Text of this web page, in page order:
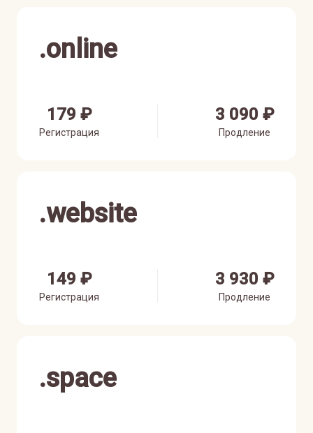
.online
179 ₽
Регистрация
3 090 ₽
Продление
.website
149 ₽
Регистрация
3 930 ₽
Продление
.space